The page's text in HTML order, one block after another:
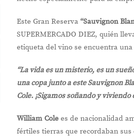
Este Gran Reserva“Sauvignon
SUPERMERCADO DIEZ, quién
etiqueta del vino se encuentra
“La vida es un misterio, es un
una copa junto a este Sauvignon
Cole. ¡Sigamos soñando y
William Cole es de nacionalidad
fértiles tierras que recordaban sus